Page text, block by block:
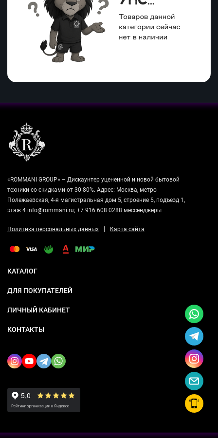
«ROMMANI GROUP» – Дискаунтер уцененной и новой бытовой
техники со скидками от 30-80%. Адрес: Москва, метро
Полежаевская, 4-я магистральная дом 5, строение 5, подъезд 1,
этаж 4 info@rommani.ru; +7 916 608 0288 мессенджеры
Политика персональных данных | Карта сайта
КАТАЛОГ
ДЛЯ ПОКУПАТЕЛЕЙ
ЛИЧНЫЙ КАБИНЕТ
КОНТАКТЫ